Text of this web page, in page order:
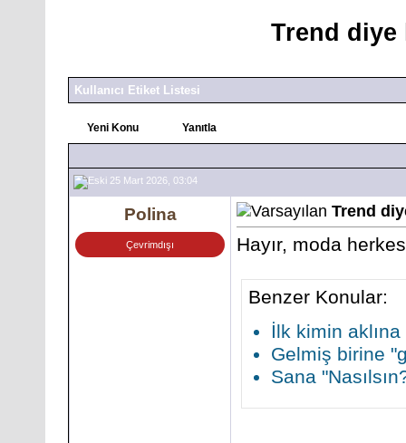
Trend
Kullanıcı Etiket Listesi
Yeni Konu Yanıtla
25 Mart 2026, 03:04
Polina
Çevrimdışı
Trend
Hayır, moda
Benzer Konular:
İlk kimin
Gelmiş birine
Sana